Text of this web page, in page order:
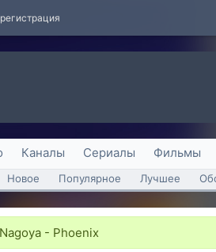
регистрация
Каналы Сериалы Фильмы
Новое Популярное Лучшее
- Phoenix